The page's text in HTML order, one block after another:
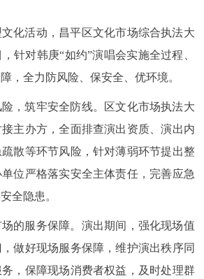
化活动，昌平区文化市场综合执法大
针对韩庚“如约”演唱会实施全过程、
，全力防风险、保安全、优环境。
，筑牢安全防线。区文化市场执法大
主办方，全面排查演出资质、演出内
散等环节风险，针对薄弱环节提出整
位严格落实安全主体责任，完善应急
全隐患。
的服务保障。演出期间，强化现场值
做好现场服务保障，维护演出秩序同
，保障现场消费者权益，及时处理群